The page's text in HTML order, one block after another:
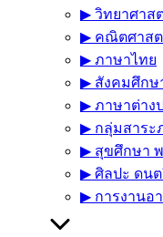
▶︎ วิทยาศาส
▶︎ คณิตศาส
▶︎ ภาษาไทย
▶︎ สังคมศึกษ
▶︎ ภาษาต่าง
▶︎ กลุ่มสาระ
▶︎ สุขศึกษา
▶︎ ศิลปะ ดน
▶︎ การงานอ